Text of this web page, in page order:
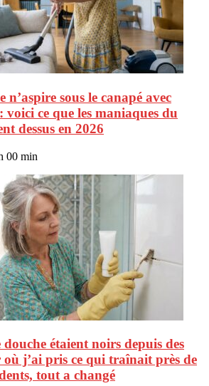
n’aspire sous le canapé avec
voici ce que les maniaques du
dessus en 2026
00 min
étaient noirs depuis des
j’ai pris ce qui traînait près de
tout a changé